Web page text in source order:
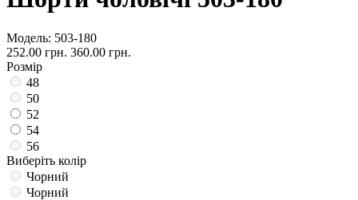
Модель: 503-180
252.00 грн. 360.00 грн.
Розмір
48
50
52
54
56
Виберіть колір
Чорний
Чорний